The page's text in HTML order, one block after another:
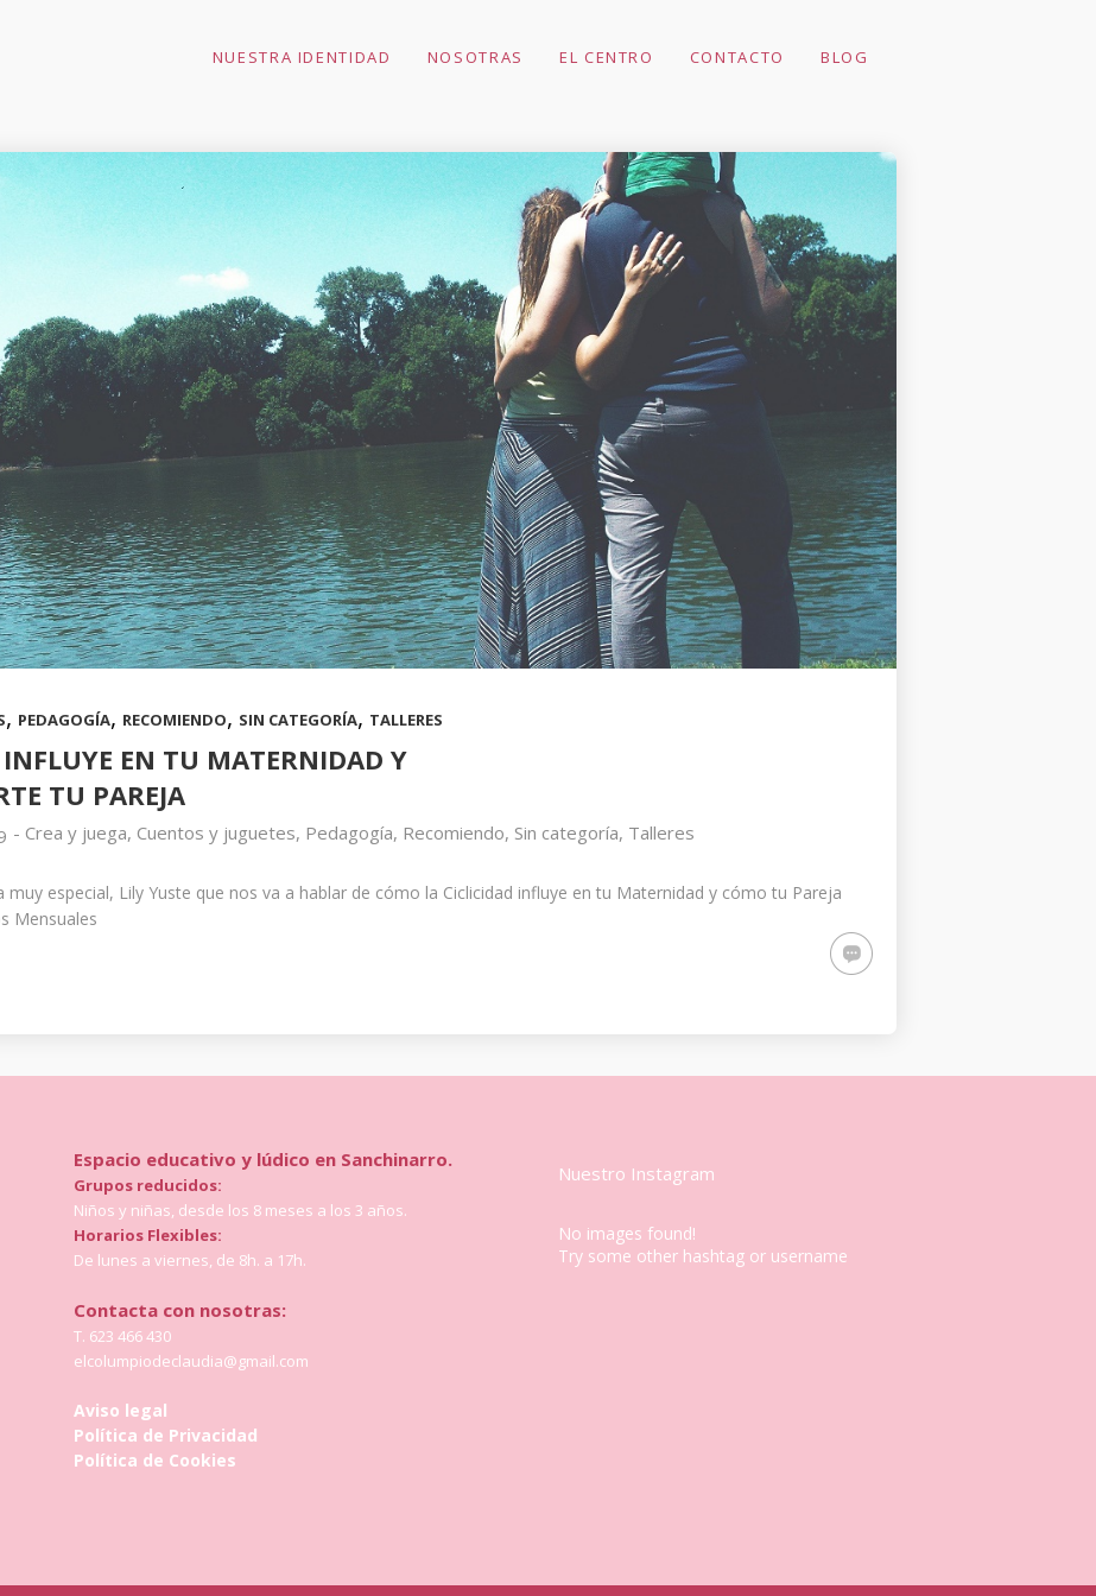
ABRIL
10 BENEFICIOS DE LA
FEBRERO
EL MOVIMIENTO
PARA
MONTESSORI Y
PICKLER
30
DICIEMBRE
2016
ALIMENTACIÓN
INFANTIL Y
AZÚCAR
NUESTRA IDENTIDAD NOSOTRAS EL CENTRO CONTACTO BLOG
, PEDAGOGÍA, RECOMIENDO, SIN CATEGORÍA, TALLERES
EN TU MATERNIDAD Y
TU PAREJA
- Crea y juega, Cuentos y juguetes, Pedagogía, Recomiendo, Sin categoría, Talleres
especial, Lily Yuste que nos va a hablar de cómo la Ciclicidad influye en tu Maternidad y cómo tu Pareja
Mensuales
Espacio educativo y lúdico en Sanchinarro.
Grupos reducidos:
Niños y niñas, desde los 8 meses a los 3 años.
Horarios Flexibles:
De lunes a viernes, de 8h. a 17h.
Contacta con nosotras:
T. 623 466 430
elcolumpiodeclaudia@gmail.com
Aviso legal
Política de Privacidad
Política de Cookies
Nuestro Instagram
No images found!
Try some other hashtag or username